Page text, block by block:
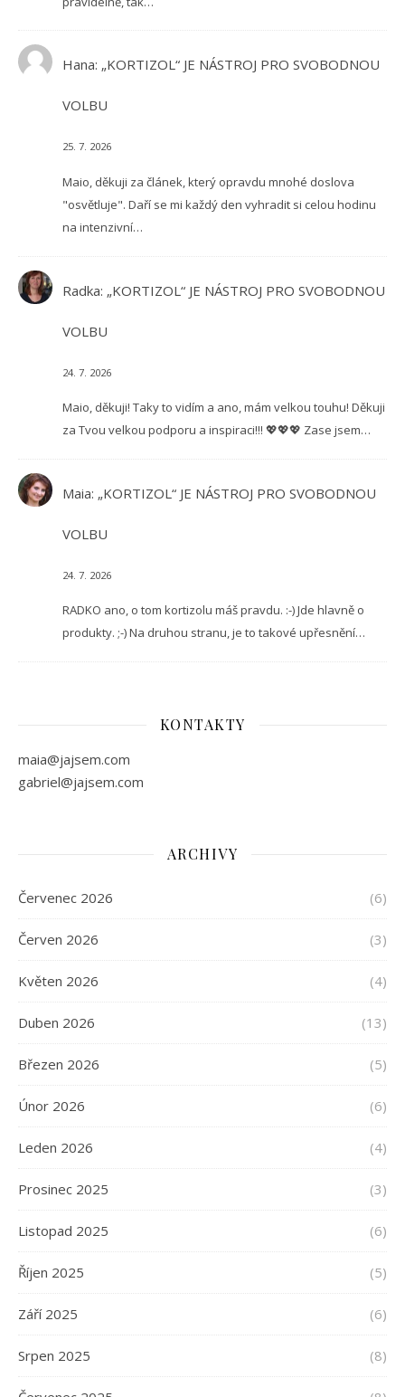
Hana: „KORTIZOL“ JE NÁSTROJ PRO SVOBODNOU
VOLBU
25. 7. 2026
Maio, děkuji za článek, který opravdu mnohé doslova
"osvětluje". Daří se mi každý den vyhradit si celou hodinu
na intenzivní…
Radka: „KORTIZOL“ JE NÁSTROJ PRO SVOBODNOU
VOLBU
24. 7. 2026
Maio, děkuji! Taky to vidím a ano, mám velkou touhu! Děkuji
za Tvou velkou podporu a inspiraci!!! 💖💖💖 Zase jsem…
Maia: „KORTIZOL“ JE NÁSTROJ PRO SVOBODNOU
VOLBU
24. 7. 2026
RADKO ano, o tom kortizolu máš pravdu. :-) Jde hlavně o
produkty. ;-) Na druhou stranu, je to takové upřesnění…
KONTAKTY
maia@jajsem.com
gabriel@jajsem.com
ARCHIVY
Červenec 2026 (6)
Červen 2026 (3)
Květen 2026 (4)
Duben 2026 (13)
Březen 2026 (5)
Únor 2026 (6)
Leden 2026 (4)
Prosinec 2025 (3)
Listopad 2025 (6)
Říjen 2025 (5)
Září 2025 (6)
Srpen 2025 (8)